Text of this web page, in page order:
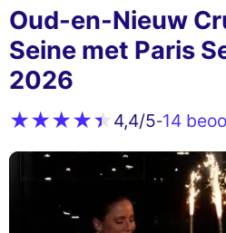
Oud-en-Nieuw
Seine met Paris
2026
4,4/5-14